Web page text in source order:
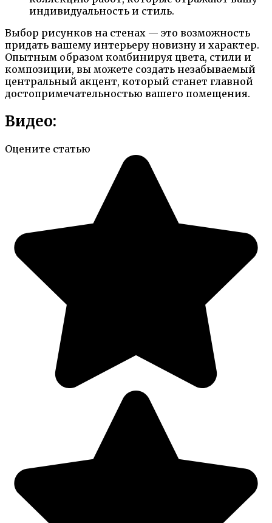
индивидуальность и стиль.
Выбор рисунков на стенах — это возможность
придать вашему интерьеру новизну и характер.
Опытным образом комбинируя цвета, стили и
композиции, вы можете создать незабываемый
центральный акцент, который станет главной
достопримечательностью вашего помещения.
Видео:
Оцените статью